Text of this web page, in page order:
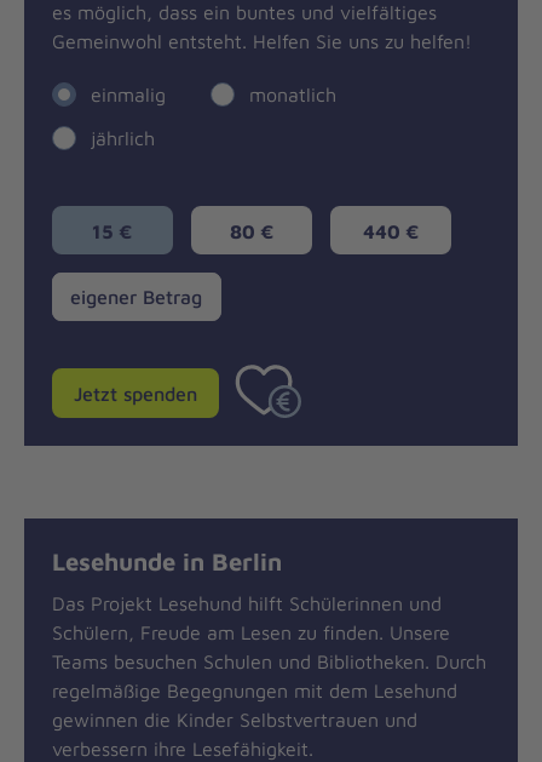
es möglich, dass ein buntes und vielfältiges
Gemeinwohl entsteht. Helfen Sie uns zu helfen!
einmalig
monatlich
jährlich
15 € 80 € 440 €
Betrag
eigener Betrag
Jetzt spenden
Lesehunde in Berlin
Das Projekt Lesehund hilft Schülerinnen und
Schülern, Freude am Lesen zu finden. Unsere
Teams besuchen Schulen und Bibliotheken. Durch
regelmäßige Begegnungen mit dem Lesehund
gewinnen die Kinder Selbstvertrauen und
verbessern ihre Lesefähigkeit.